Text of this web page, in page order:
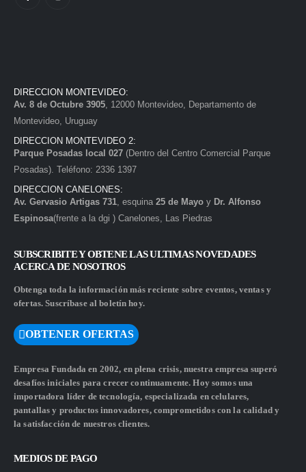
DIRECCION MONTEVIDEO:
Av. 8 de Octubre 3905 , 12000 Montevideo, Departamento de
Montevideo, Uruguay
DIRECCION MONTEVIDEO 2:
Parque Posadas local 027 (Dentro del Centro Comercial Parque
Posadas). Teléfono: 2336 1397
DIRECCION CANELONES:
Av. Gervasio Artigas 731 , esquina 25 de Mayo y Dr. Alfonso
Espinosa(frente a la dgi ) Canelones, Las Piedras
SUBSCRIBITE Y OBTENE LAS ULTIMAS NOVEDADES
ACERCA DE NOSOTROS
Obtenga toda la información más reciente sobre eventos, ventas y
ofertas. Suscríbase al boletín hoy.
OBTENER OFERTAS
Empresa Fundada en 2002, en plena crisis, nuestra empresa superó
desafíos iniciales para crecer continuamente. Hoy somos una
importadora líder de tecnología, especializada en celulares,
pantallas y productos innovadores, comprometidos con la calidad y
la satisfacción de nuestros clientes.
MEDIOS DE PAGO